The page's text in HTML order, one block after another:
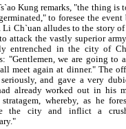
Kung remarks, "the thing is
to foresee the event
Li Ch`uan alludes to the story
attack the vastly superior
entrenched in the city of
"Gentlemen, we are going to
meet again at dinner." The
and gave a very
already worked out in his
whereby, as he
the city and inflict a